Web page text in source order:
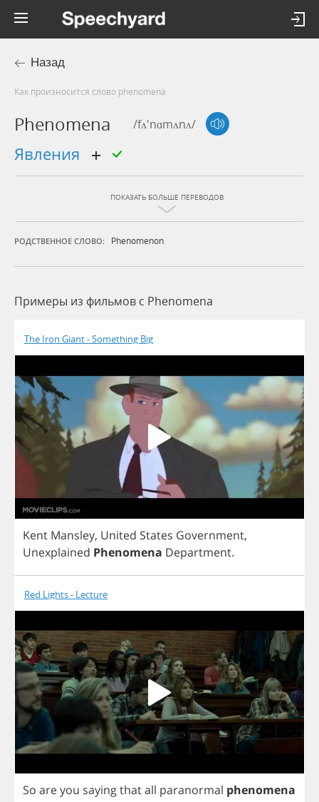
Назад
Как произносится слово phenomena
Phenomena /fʌ'nɑmʌnʌ/
явления
ПОКАЗАТЬ БОЛЬШЕ ПЕРЕВОДОВ
РОДСТВЕННОЕ СЛОВО: Phenomenon
Примеры из фильмов c Phenomena
The Iron Giant - Something Big
Kent Mansley, United States Government,
Unexplained Phenomena Department.
Red Lights - Lecture
So areyou sayingthatall paranormal phenomena